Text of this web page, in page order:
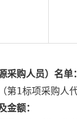
采购人员）名单：
第1标项采购人代
金额：